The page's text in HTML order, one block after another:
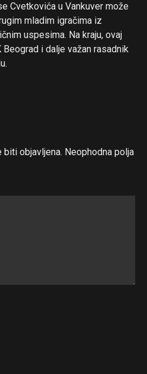
Cvetkovića u Vankuver može
mladim igračima iz
uspesima. Na kraju, ovaj
i dalje važan rasadnik
biti objavljena. Neophodna polja